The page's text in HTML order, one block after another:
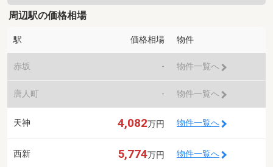
周辺駅の価格相場
駅 価格相場 物件
赤坂 - 物件一覧へ
唐人町 - 物件一覧へ
天神 4,082万円 物件一覧へ
西新 5,774万円 物件一覧へ